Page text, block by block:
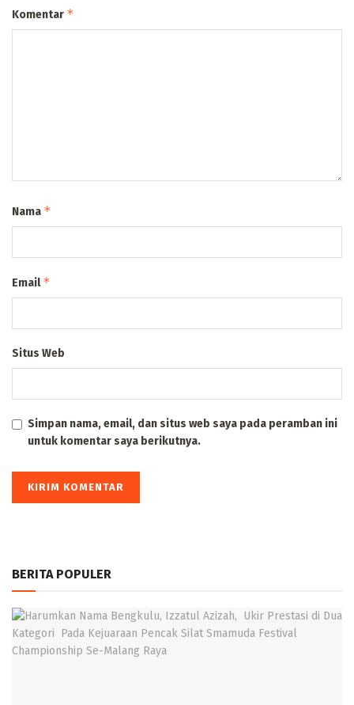
Komentar *
Nama *
Email*
Situs Web
Simpan nama, email, dan situs web saya pada peramban ini
untuk komentar saya berikutnya.
BERITA POPULER